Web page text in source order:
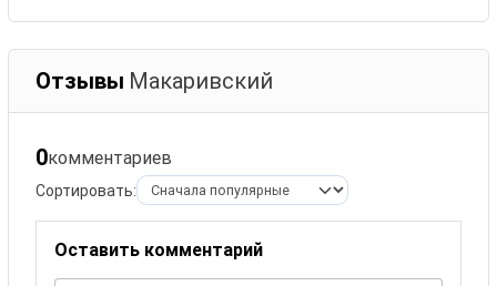
Отзывы Макаривский
0комментариев
Сортировать:
Оставить комментарий